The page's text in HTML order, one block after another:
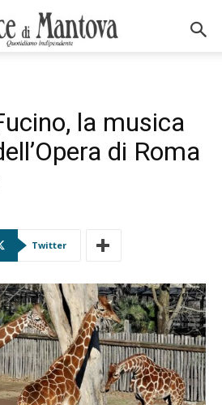
la musica
di Roma
Twitter